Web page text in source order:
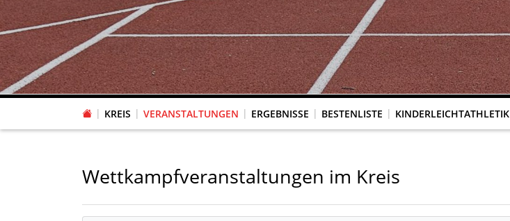
KREIS VERANSTALTUNGEN ERGEBNISSE BESTENLISTE KINDERLEICHTATHLETIK
Wettkampfveranstaltungen im Kreis